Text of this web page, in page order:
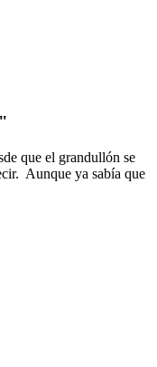
que el grandullón se
Aunque ya sabía que